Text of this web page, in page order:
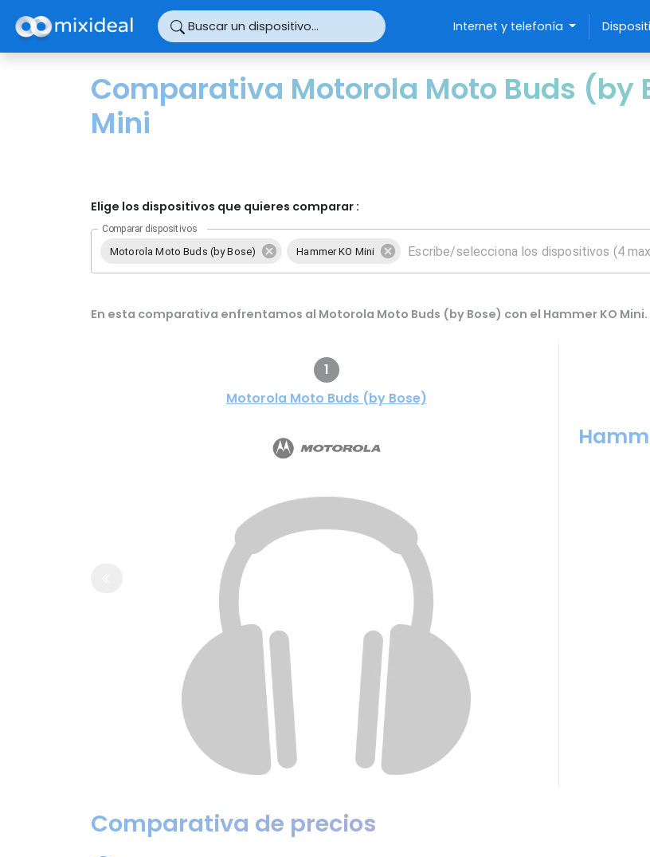
Buscar un dispositivo... Internet y telefonía
Comparativa Motorola Moto Buds (by
Mini
Elige los dispositivos que quieres comparar :
Comparar dispositivos
Motorola Moto Buds (by Bose) Hammer KO Mini
En esta comparativa enfrentamos al Motorola Moto Buds (by Bose) con el Hammer KO
1
Motorola Moto Buds (by Bose)
Comparativa de precios